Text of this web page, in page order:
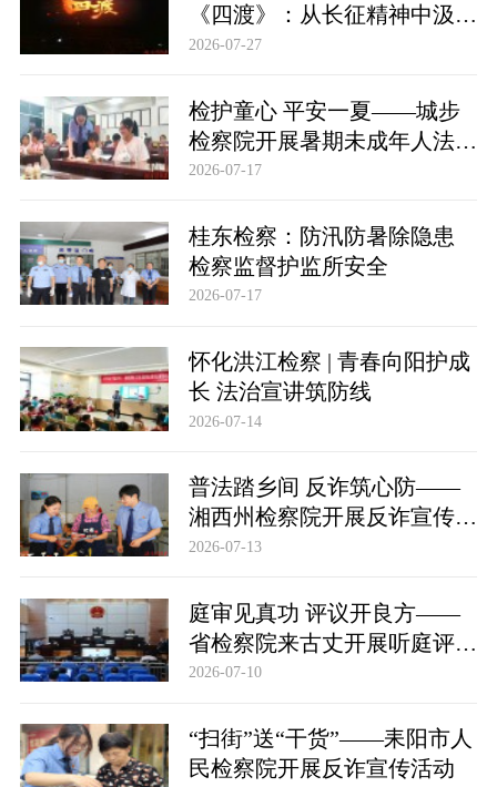
《四渡》：从长征精神中汲取
检察奋进力量
2026-07-27
检护童心 平安一夏——城步
检察院开展暑期未成年人法治
关爱活动
2026-07-17
桂东检察：防汛防暑除隐患
检察监督护监所安全
2026-07-17
怀化洪江检察 | 青春向阳护成
长 法治宣讲筑防线
2026-07-14
普法踏乡间 反诈筑心防——
湘西州检察院开展反诈宣传活
动
2026-07-13
庭审见真功 评议开良方——
省检察院来古丈开展听庭评议
活动
2026-07-10
“扫街”送“干货”——耒阳市人
民检察院开展反诈宣传活动